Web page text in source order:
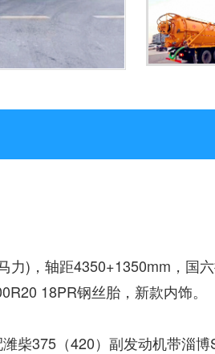
)，轴距4350+1350mm，国
18PR钢丝胎，新款内饰。
柴375（420）副发动机带淄